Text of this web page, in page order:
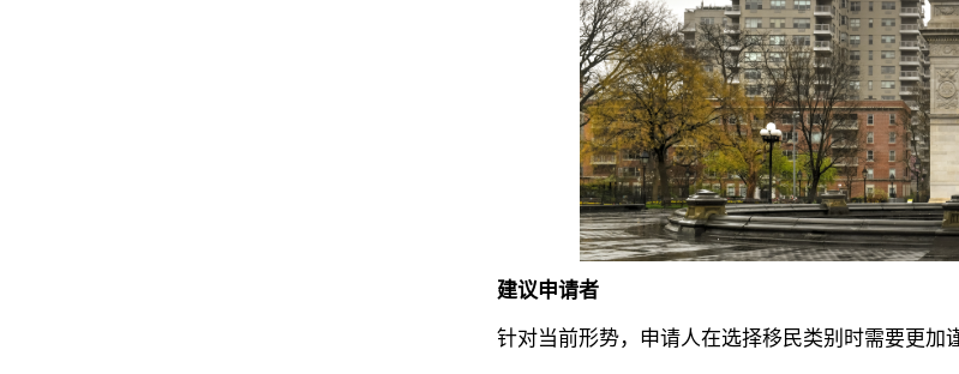
建议申请者
针对当前形势，申请人在选择移民类别时需要更加谨